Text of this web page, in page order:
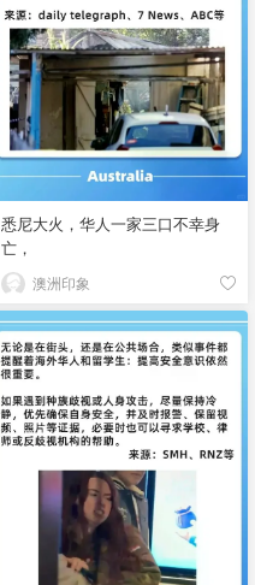
悉尼大火，华人一家三口不幸身
亡，
澳洲印象